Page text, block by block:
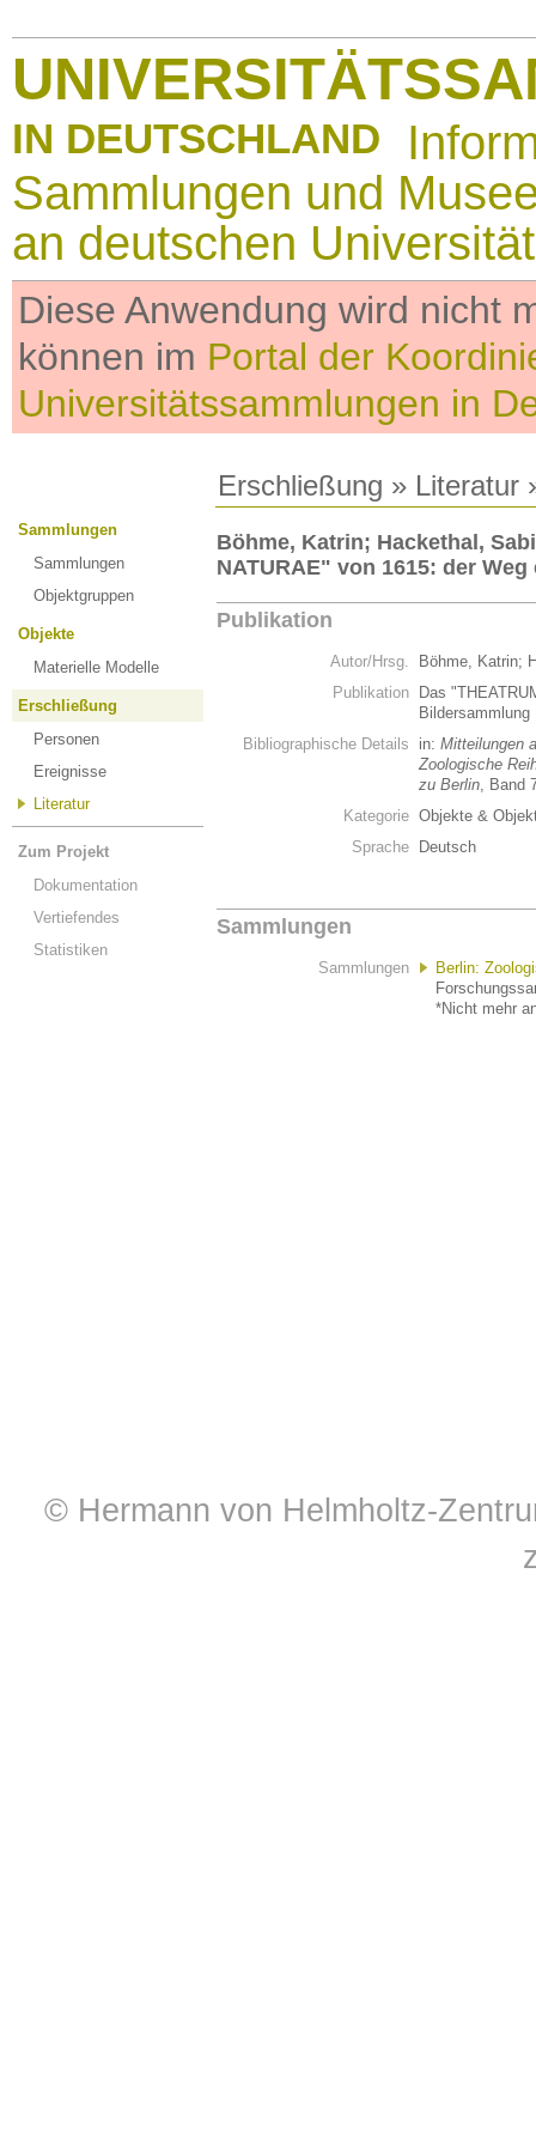
IN DEUTSCHLAND
Sammlungen und
an deutschen
Diese Anwendung wird nicht
können im Portal der
Universitätssammlungen in
Erschließung » Literatur
Sammlungen
Sammlungen
Objektgruppen
Objekte
Materielle Modelle
Erschließung
Personen
Ereignisse
Literatur
Zum Projekt
Dokumentation
Vertiefendes
Statistiken
Böhme, Katrin; Hackethal,
NATURAE" von 1615: der
Publikation
Autor/Hrsg.
Böhme, Katrin;
Publikation
Das
Bildersammlung
Bibliographische Details
in: Mitteilungen
Zoologische
zu Berlin, Band
Kategorie Objekte &
Sprache
Deutsch
Sammlungen
Sammlungen
Berlin:
*Nicht mehr
© Hermann von Helmholtz-